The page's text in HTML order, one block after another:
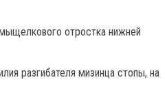
отростка нижней
разгибателя мизинца стопы, на